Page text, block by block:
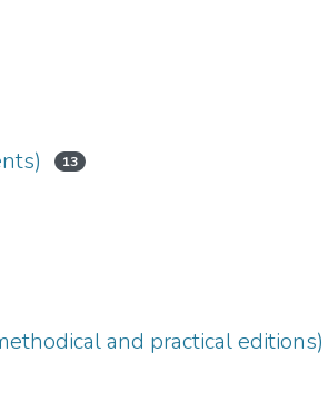
13
and practical editions)